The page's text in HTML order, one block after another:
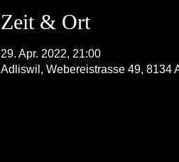
Zeit & Ort
29. Apr. 2022, 21:00
Adliswil, Webereistrasse 49, 8134